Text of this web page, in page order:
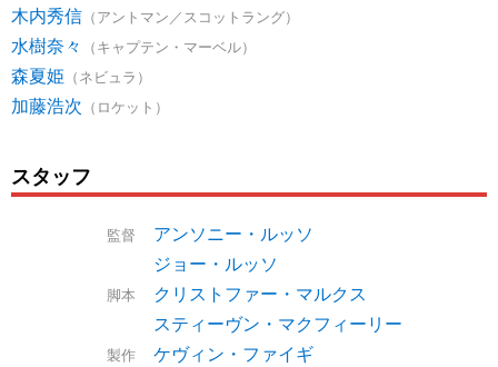
木内秀信 （アントマン／スコットラング）
水樹奈々 （キャプテン・マーベル）
森夏姫 （ネビュラ）
加藤浩次 （ロケット）
スタッフ
監督
アンソニー・ルッソ
ジョー・ルッソ
脚本
クリストファー・マルクス
スティーヴン・マクフィーリー
製作 ケヴィン・ファイギ